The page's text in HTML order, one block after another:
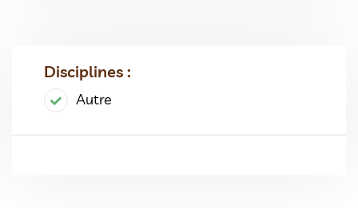
Disciplines :
Autre